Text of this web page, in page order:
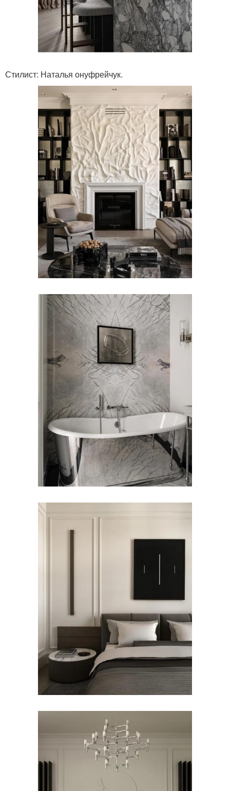
Стилист: Наталья онуфрейчук.